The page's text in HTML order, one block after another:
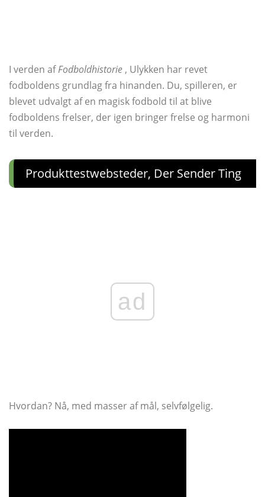
I verden afFodboldhistorie , Ulykken har revet
fodboldens grundlag fra hinanden. Du, spilleren, er
blevet udvalgt af en magisk fodbold til at blive
fodboldens frelser, der igen bringer frelse og harmoni
til verden.
Produkttestwebsteder, Der Sender Ting
ad
Hvordan? Nå, med masser af mål, selvfølgelig.